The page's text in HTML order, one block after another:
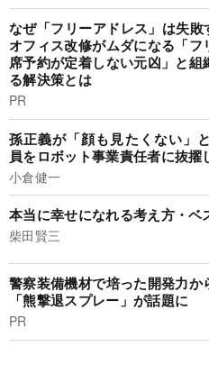
なぜ「フリーアドレス」は失
オフィス改修がムダになる「フ
席予約が定着しない元凶」と組
る解決策とは
PR
孫正義が「顔も見たくない」
員をロボット事業責任者に抜擢
小倉健一
本当に幸せになれる考え方・ベ
柴田賢三
警察装備機材で培った開発力か
「熊撃退スプレー」が話題に
PR